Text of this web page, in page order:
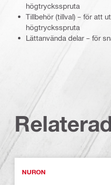
högtrycksspruta
Tillbehör (tillval) – för att
högtrycksspruta
Lättanvända delar – för
NURON